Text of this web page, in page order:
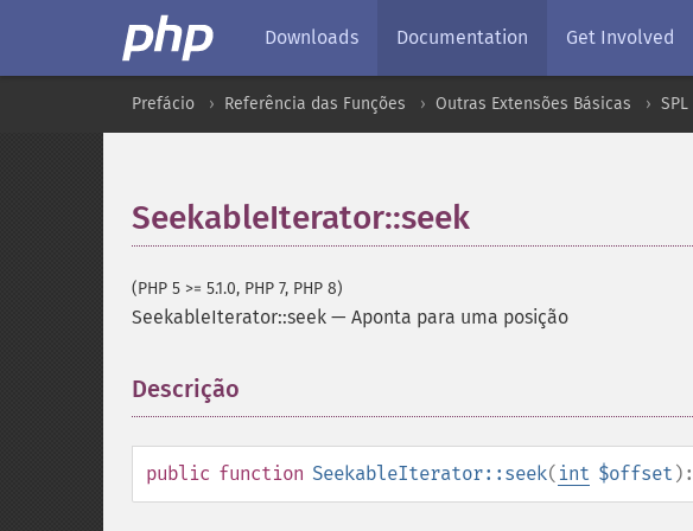
Downloads Documentation Get Involved
Prefácio Referência das Funções Outras Extensões Básicas SPL
SeekableIterator::seek
(PHP 5 >= 5.1.0, PHP 7, PHP 8)
SeekableIterator::seek — Aponta para uma posição
Descrição
public function SeekableIterator::seek( int $offset ):